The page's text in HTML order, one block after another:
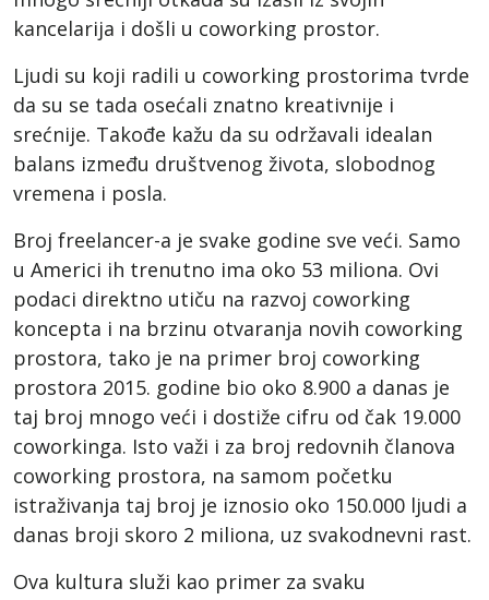
kancelarija i došli u coworking prostor.
Ljudi su koji radili u coworking prostorima tvrde
da su se tada osećali znatno kreativnije i
srećnije. Takođe kažu da su održavali idealan
balans između društvenog života, slobodnog
vremena i posla.
Broj freelancer-a je svake godine sve veći. Samo
u Americi ih trenutno ima oko 53 miliona. Ovi
podaci direktno utiču na razvoj coworking
koncepta i na brzinu otvaranja novih coworking
prostora, tako je na primer broj coworking
prostora 2015. godine bio oko 8.900 a danas je
taj broj mnogo veći i dostiže cifru od čak 19.000
coworkinga. Isto važi i za broj redovnih članova
coworking prostora, na samom početku
istraživanja taj broj je iznosio oko 150.000 ljudi a
danas broji skoro 2 miliona, uz svakodnevni rast.
Ova kultura služi kao primer za svaku